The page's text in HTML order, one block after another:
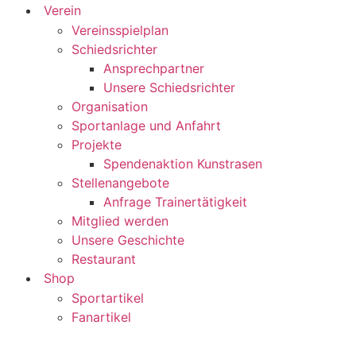
Verein
Vereinsspielplan
Schiedsrichter
Ansprechpartner
Unsere Schiedsrichter
Organisation
Sportanlage und Anfahrt
Projekte
Spendenaktion Kunstrasen
Stellenangebote
Anfrage Trainertätigkeit
Mitglied werden
Unsere Geschichte
Restaurant
Shop
Sportartikel
Fanartikel